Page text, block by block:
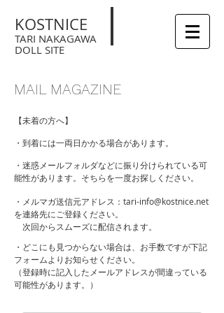
KOSTNICE
TARI NAKAGAWA
DOLL SITE
MAIL MAGAZINE
【未着の方へ】
・到着には一両日かかる場合があります。
・迷惑メールフォルダなどに振り分けられている可
能性があります。そちらを一度お探しください。
・メルマガ送信元アドレス： tari-info@kostnice.net
を連絡先にご登録ください。
​ 次回からスムーズに配信されます。
・どこにも見つからない場合は、お手数ですが下記
フォームよりお知らせください。
（登録時に記入したメールアドレスが間違っている
可能性があります。）